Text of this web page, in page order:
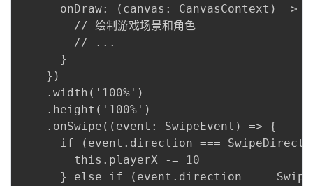
      onDraw: (canvas: CanvasContext) => {
        // 绘制游戏场景和角色
        // ...
      }
    })
    .width('100%')
    .height('100%')
    .onSwipe((event: SwipeEvent) => {
if (event.direction ===
        this.playerX -= 10
} else if (event.direction ===